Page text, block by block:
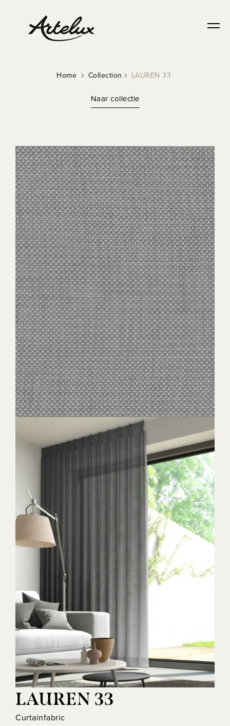
Home Collection LAUREN 33
Naar collectie
LAUREN 33
Curtainfabric